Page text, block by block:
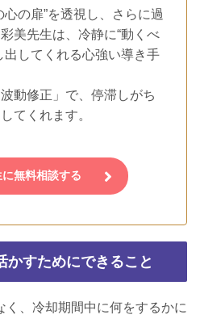
の扉”を透視し、さらに過
美先生は、冷静に“動くべ
出してくれる心強い導き手
動修正」で、停滞しがち
てくれます。
無料相談する
かすためにできること
く、冷却期間中に何をするかに